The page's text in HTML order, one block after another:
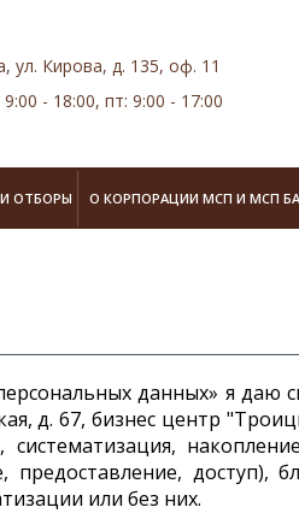
ул. Кирова, д. 135, оф. 11
- 18:00, пт: 9:00 - 17:00
ОТБОРЫ О КОРПОРАЦИИ МСП И МСП
данных» я даю
д. 67, бизнес центр
доступ),
или без них.